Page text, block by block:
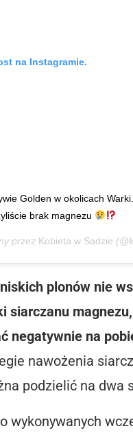
na Instagramie.
Golden w okolicach
brak magnezu
przez Kobieta w Sadzie
plonów nie
siarczanu
negatywnie na
nawożenia
podzielić na dwa
wykonywanych